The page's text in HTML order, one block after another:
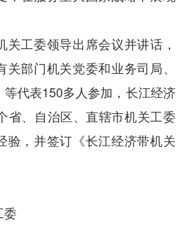
工委领导出席会议并讲话，
部门机关党委和业务司局、
代表150多人参加，长江经济
省、自治区、直辖市机关工委
验，并签订《长江经济带机关
委